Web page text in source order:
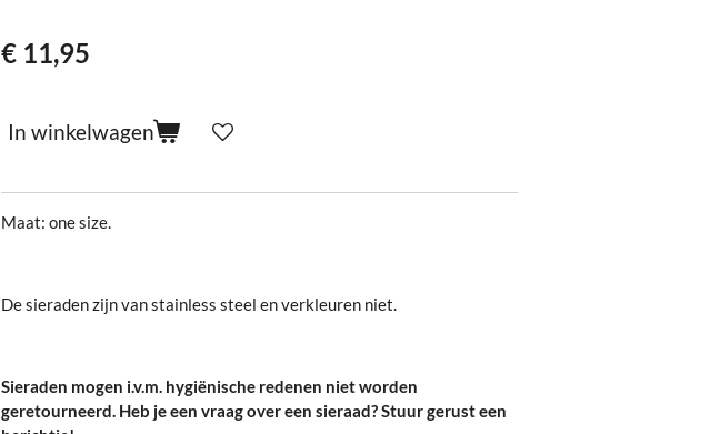
€ 11,95
In winkelwagen
Maat: one size.
De sieraden zijn van stainless steel en verkleuren niet.
Sieraden mogen i.v.m. hygiënische redenen niet worden
geretourneerd. Heb je een vraag over een sieraad? Stuur gerust een